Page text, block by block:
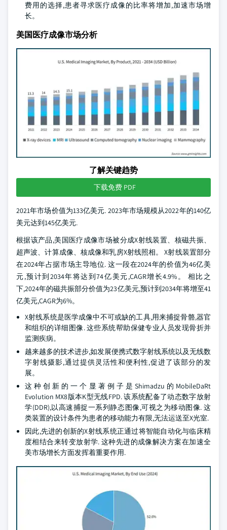
费用的选择,患者寻求医疗成像的比率将增加,加速市场增
长。
美国医疗成像市场分析
了解关键趋势
下载免费 PDF
2021年市场价值为133亿美元. 2023年市场规模从2022年的140亿
美元达到145亿美元.
根据该产品,美国医疗成像市场被分成X射线装置、核磁共振、
超声波、计算成像、核成像和乳房X射线照相。 X射线装置部分
在2024年占据市场主导地位. 这一段在2024年的价值为46亿美
元,预计到2034年将达到74亿美元,CAGR增长4.9%。 相比之
下,2024年的磁共振部分价值为23亿美元,预计到2034年将增至41
亿美元,CAGR为6%。
X射线系统是医学成像中不可或缺的工具,用来捕捉骨骼,器官
和组织的详细图像. 这些系统帮助保健专业人员发现骨折并
监测疾病。
越来越多的技术进步,如发展便携式数字射线系统以及无线数
字射线摄影,通过提供灵活性和便利性,促进了该部分的发
展。
这种创新的一个显著例子是Shimadzu的MobileDaRt
Evolution MX8版本K型无线FPD. 该系统配备了动态数字放射
学(DDR),以高速捕捉一系列静态图像,可视之为移动图像. 这
类装置的设计条件为患者的移动能力有限,无法运送至X光室.
因此,先进的创新的X射线系统正通过将智能自动化与临床精
度相结合来转变放射学. 这种先进的成像解决方案在加速全
美市场增长方面发挥着重要作用.